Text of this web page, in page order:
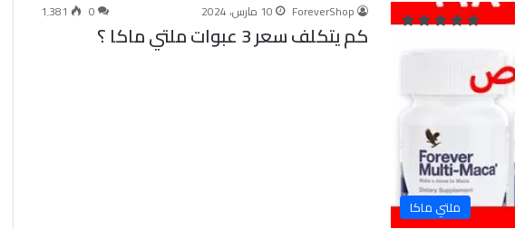
ملتي ماكا
ForeverShop 10 مارس، 2024 0 1٬381
كم يتكلف سعر 3 عبوات ملتي ماكا ؟